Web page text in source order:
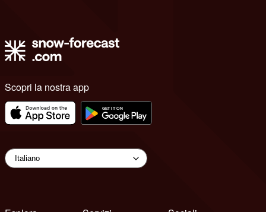
Scopri la nostra app